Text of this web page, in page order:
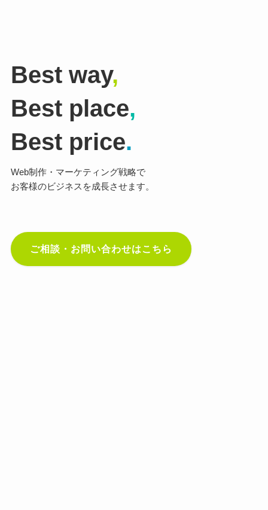
Best way,
Best place,
Best price.
Web制作・マーケティング戦略で
お客様のビジネスを成長させます。
ご相談・お問い合わせはこちら